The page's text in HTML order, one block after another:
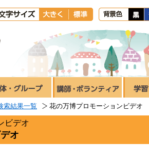
索結果一覧 花の万博プロモーションビデオ
ビデオ
オ